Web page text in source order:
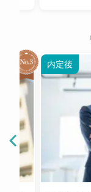
内定後